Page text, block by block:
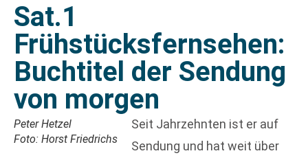
Sat.1
Frühstücksfernsehen:
Buchtitel der Sendung
von morgen
Peter Hetzel
Foto: Horst Friedrichs
Seit Jahrzehnten ist er auf
Sendung und hat weit über